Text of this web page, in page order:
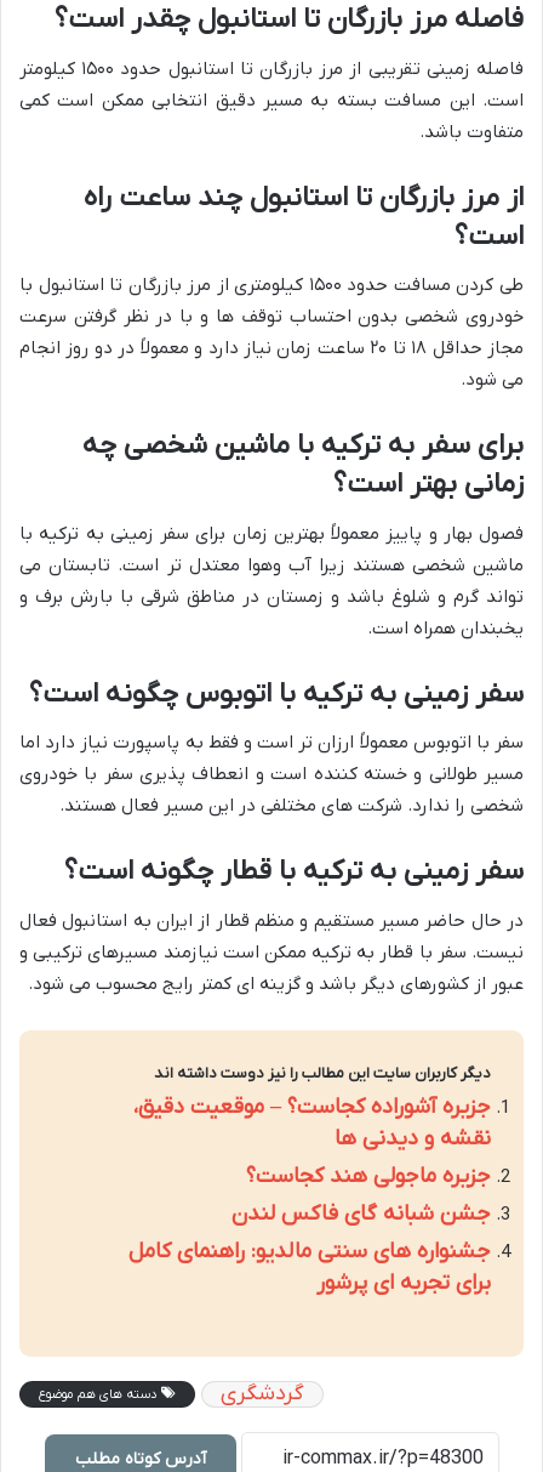
فاصله مرز بازرگان تا استانبول چقدر است؟
فاصله زمینی تقریبی از مرز بازرگان تا استانبول حدود ۱۵۰۰ کیلومتر
است. این مسافت بسته به مسیر دقیق انتخابی ممکن است کمی
متفاوت باشد.
از مرز بازرگان تا استانبول چند ساعت راه
است؟
طی کردن مسافت حدود ۱۵۰۰ کیلومتری از مرز بازرگان تا استانبول با
خودروی شخصی بدون احتساب توقف ها و با در نظر گرفتن سرعت
مجاز حداقل ۱۸ تا ۲۰ ساعت زمان نیاز دارد و معمولاً در دو روز انجام
می شود.
برای سفر به ترکیه با ماشین شخصی چه
زمانی بهتر است؟
فصول بهار و پاییز معمولاً بهترین زمان برای سفر زمینی به ترکیه با
ماشین شخصی هستند زیرا آب وهوا معتدل تر است. تابستان می
تواند گرم و شلوغ باشد و زمستان در مناطق شرقی با بارش برف و
یخبندان همراه است.
سفر زمینی به ترکیه با اتوبوس چگونه است؟
سفر با اتوبوس معمولاً ارزان تر است و فقط به پاسپورت نیاز دارد اما
مسیر طولانی و خسته کننده است و انعطاف پذیری سفر با خودروی
شخصی را ندارد. شرکت های مختلفی در این مسیر فعال هستند.
سفر زمینی به ترکیه با قطار چگونه است؟
در حال حاضر مسیر مستقیم و منظم قطار از ایران به استانبول فعال
نیست. سفر با قطار به ترکیه ممکن است نیازمند مسیرهای ترکیبی و
عبور از کشورهای دیگر باشد و گزینه ای کمتر رایج محسوب می شود.
دیگر کاربران سایت این مطالب را نیز دوست داشته اند
جزیره آشوراده کجاست؟ – موقعیت دقیق،
نقشه و دیدنی ها
جزیره ماجولی هند کجاست؟
جشن شبانه گای فاکس لندن
جشنواره های سنتی مالدیو: راهنمای کامل
برای تجربه ای پرشور
دسته های هم موضوع گردشگری
آدرس کوتاه مطلب